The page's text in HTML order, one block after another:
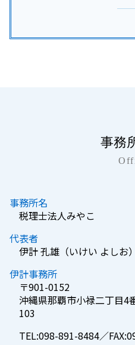
事務
事務所名
税理士法人みやこ
代表者
伊計 孔雄（いけい よしお）
伊計事務所
〒901-0152
沖縄県那覇市小禄二丁目4
103
TEL:098-891-8484／